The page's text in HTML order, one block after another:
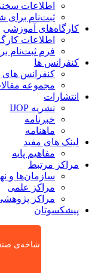
اطلاعات
ثبت‌نام برای
کارگاه‌های آموزشی
اطلاعات
فرم ثبت‌نام
کنفرانس ها
کنفرانس های
مجموعه
انتشارات
نشریه IJOP
خبرنامه
ماهنامه
لینک های مفید
مفاهیم پایه
مراکز مرتبط
سازمان‌ها و
مراکز علمی
مراکز پژوهشی
پیشکسوتان
شاخه‌ی